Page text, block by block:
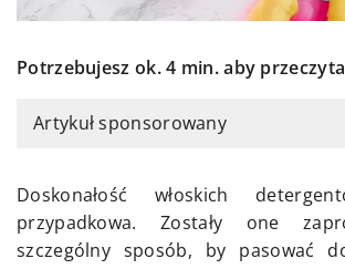
Potrzebujesz ok. 4 min. aby
Artykuł sponsorowany
Doskonałość włoskich
przypadkowa. Zostały one
szczególny sposób, by pasować